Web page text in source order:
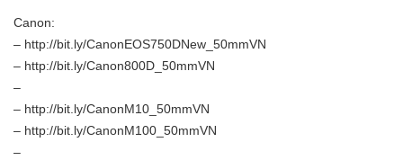
Canon:
– http://bit.ly/CanonEOS750DNew_50mmVN
– http://bit.ly/Canon800D_50mmVN
–
– http://bit.ly/CanonM10_50mmVN
– http://bit.ly/CanonM100_50mmVN
–